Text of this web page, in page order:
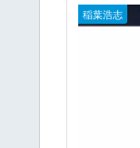
稲葉浩志